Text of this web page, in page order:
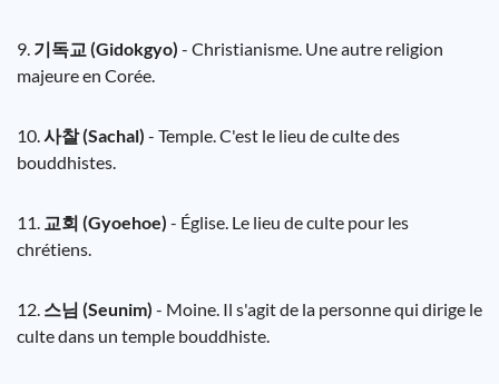
9. 기독교 (Gidokgyo) - Christianisme. Une autre religion
majeure en Corée.
10.사찰 (Sachal) - Temple. C'est le lieu de culte des
bouddhistes.
11. 교회 (Gyoehoe) - Église. Le lieu de culte pour les
chrétiens.
12. 스님 (Seunim) - Moine. Il s'agit de la personne qui dirige le
culte dans un temple bouddhiste.